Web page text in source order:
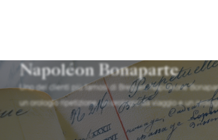
Napoléon Bonaparte
Uno dei clienti più famosi di Breguet, Napoleone
un orologio ripetizione, un orologio da viaggio e un